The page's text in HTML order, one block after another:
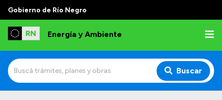
Gobierno de Río Negro
Energía y Ambiente
Buscar